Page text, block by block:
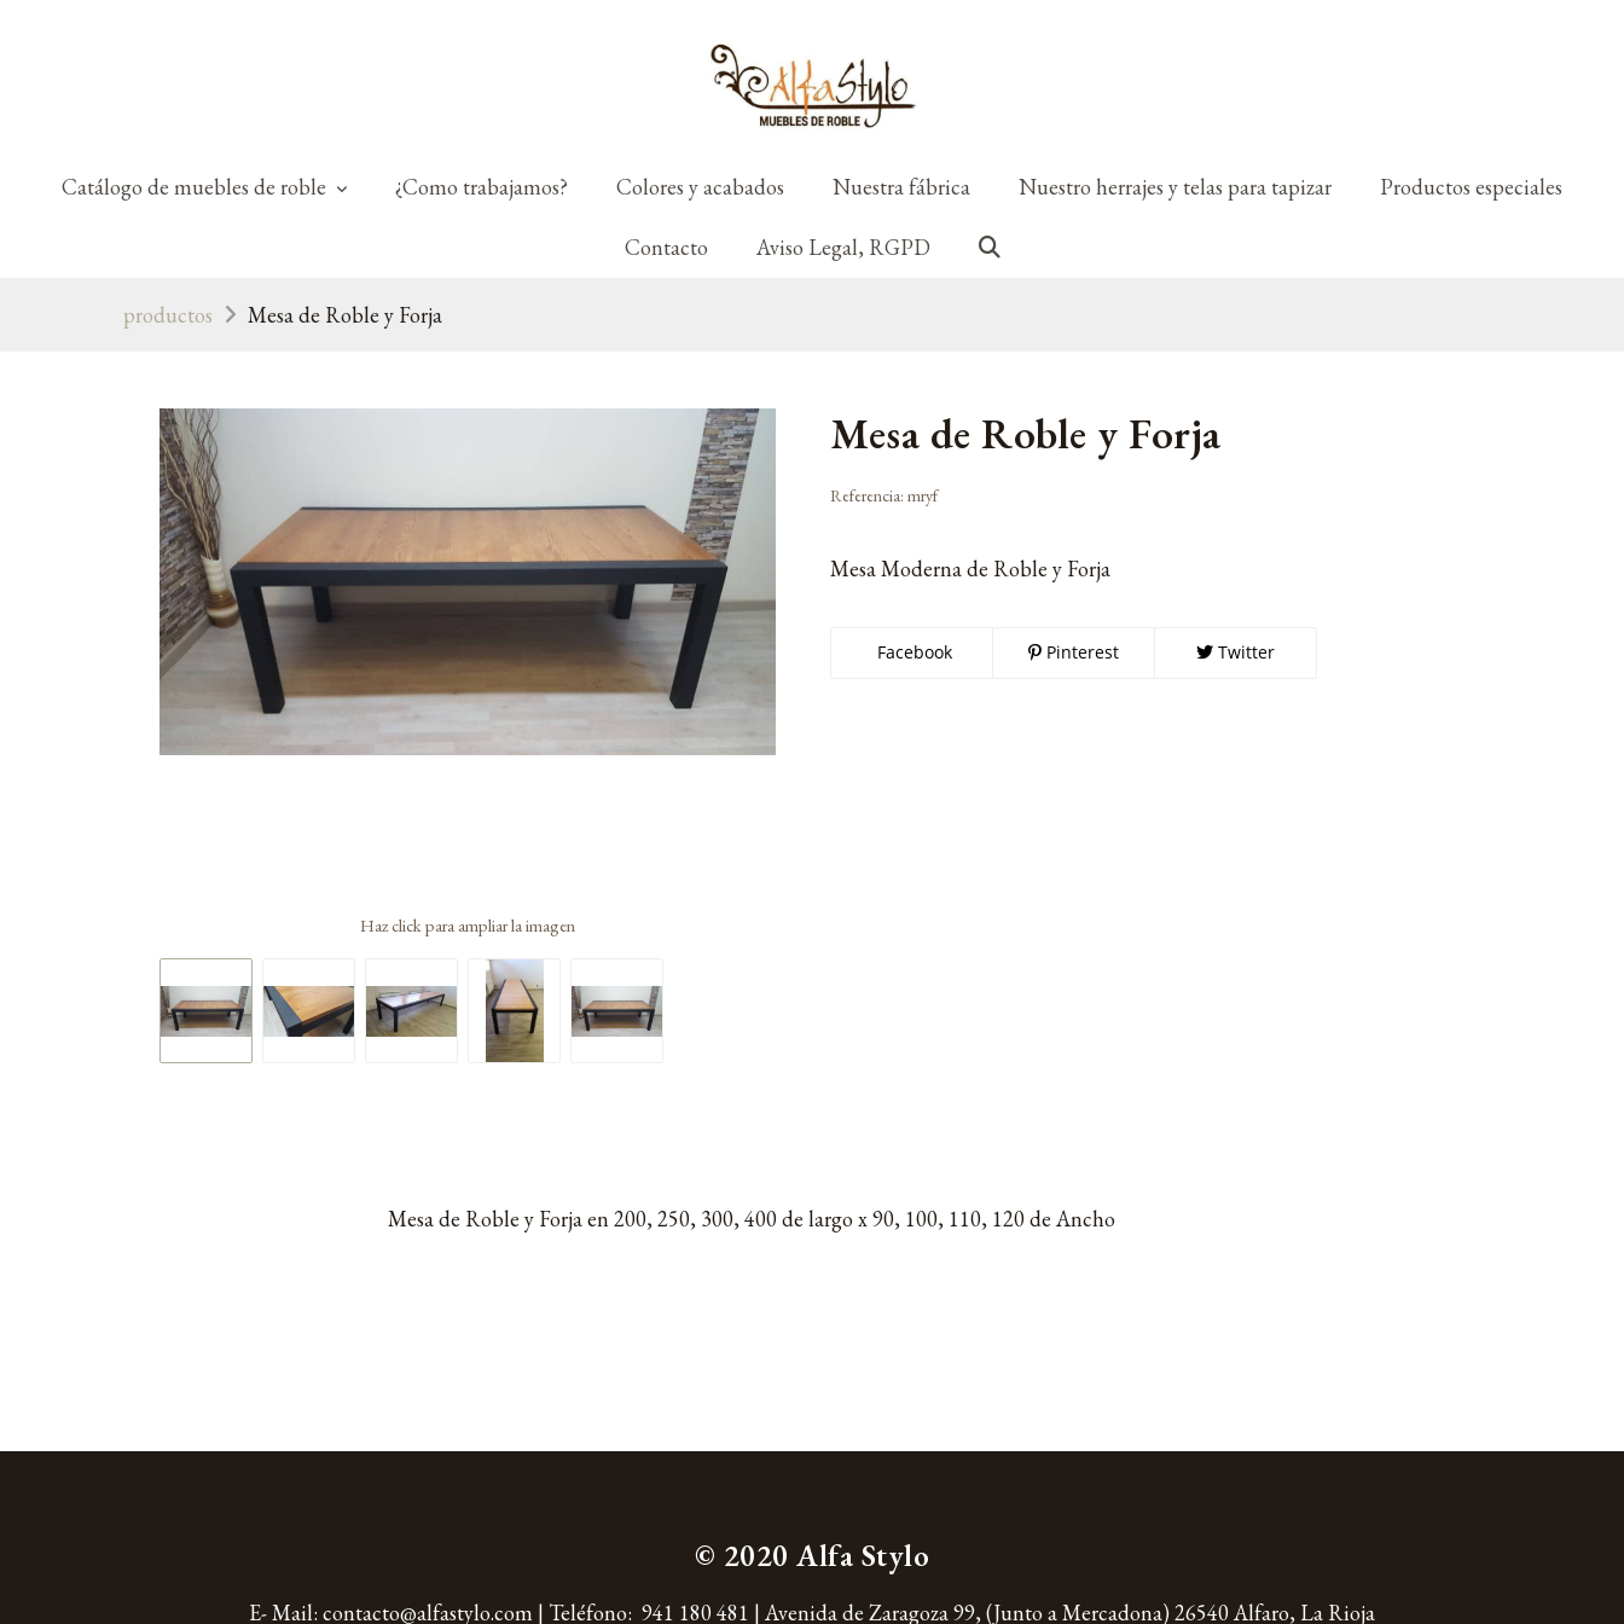
Catálogo de muebles de roble ¿Como trabajamos? Colores y acabados Nuestra fábrica Nuestro herrajes y telas para tapizar Productos especiales
Contacto Aviso Legal, RGPD
productos Mesa de Roble y Forja
Haz click para ampliar la imagen
Mesa de Roble y Forja
Referencia: mryf
Mesa Moderna de Roble y Forja
Facebook Pinterest Twitter
Mesa de Roble y Forja en 200, 250, 300, 400 de largo x 90, 100, 110, 120 de Ancho
© 2020 Alfa Stylo
E- Mail: contacto@alfastylo.com | Teléfono: 941 180 481 | Avenida de Zaragoza 99, (Junto a Mercadona)26540 Alfaro, La Rioja